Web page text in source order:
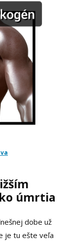
úmrtia
dobe už
je tu ešte veľa